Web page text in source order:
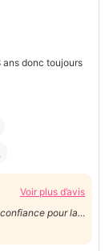
ans donc toujours
Voir plus d’avis
l'ecoute !